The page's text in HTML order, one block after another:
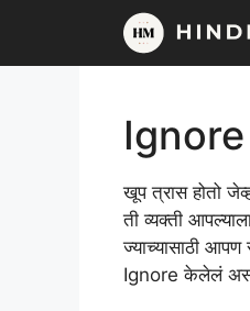
content
खूप त्रास होतो
ती व्यक्ती
ज्याच्यासाठी आपण
Ignore केलेलं